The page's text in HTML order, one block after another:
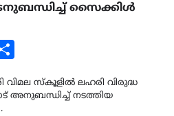
സൈക്കിൾ
വിമല സ്കൂളിൽ ലഹരി വിരുദ്ധ
അനുബന്ധിച്ച് നടത്തിയ